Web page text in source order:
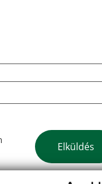
Google
Elküldés